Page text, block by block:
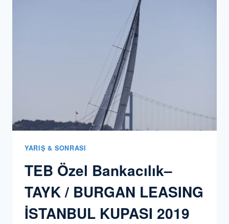
YARIŞ & SONRASI
TEB Özel Bankacılık–
TAYK / BURGAN LEASING
İSTANBUL KUPASI 2019